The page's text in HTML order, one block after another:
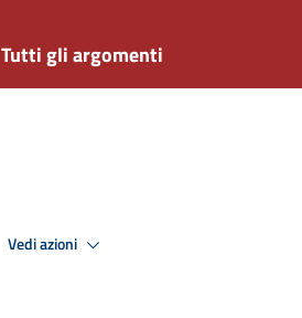
Tutti gli argomenti
Vedi azioni